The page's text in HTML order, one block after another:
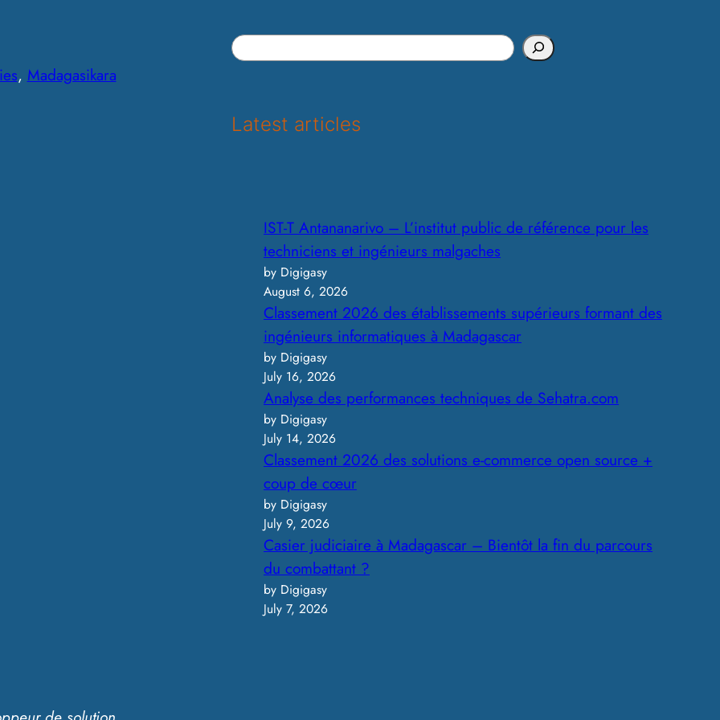
, Madagasikara
S
r
c
Latest articles
IST-T Antananarivo – L’institut public de référence pour les
techniciens et ingénieurs malgaches
by Digigasy
August 6, 2026
Classement 2026 des établissements supérieurs formant des
ingénieurs informatiques à Madagascar
by Digigasy
July 16, 2026
Analyse des performances techniques de Sehatra.com
by Digigasy
July 14, 2026
Classement 2026 des solutions e-commerce open source +
coup de cœur
by Digigasy
July 9, 2026
Casier judiciaire à Madagascar – Bientôt la fin du parcours
du combattant ?
by Digigasy
July 7, 2026